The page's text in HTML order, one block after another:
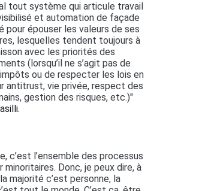
tout système qui articule travail
et automation de façade
pour épouser les valeurs de ses
lesquelles tendent toujours à
avec les priorités des
(lorsqu’il ne s’agit pas de
ou de respecter les lois en
antitrust, vie privée, respect des
gestion des risques, etc.)"
c’est l’ensemble des processus
minoritaires. Donc, je peux dire, à
majorité c’est personne, la